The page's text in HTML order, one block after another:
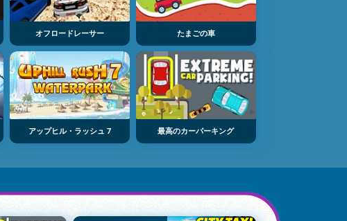
オフロードレーサー たまごの車
アップヒル・ラッシュ 7 最高のカーパーキング